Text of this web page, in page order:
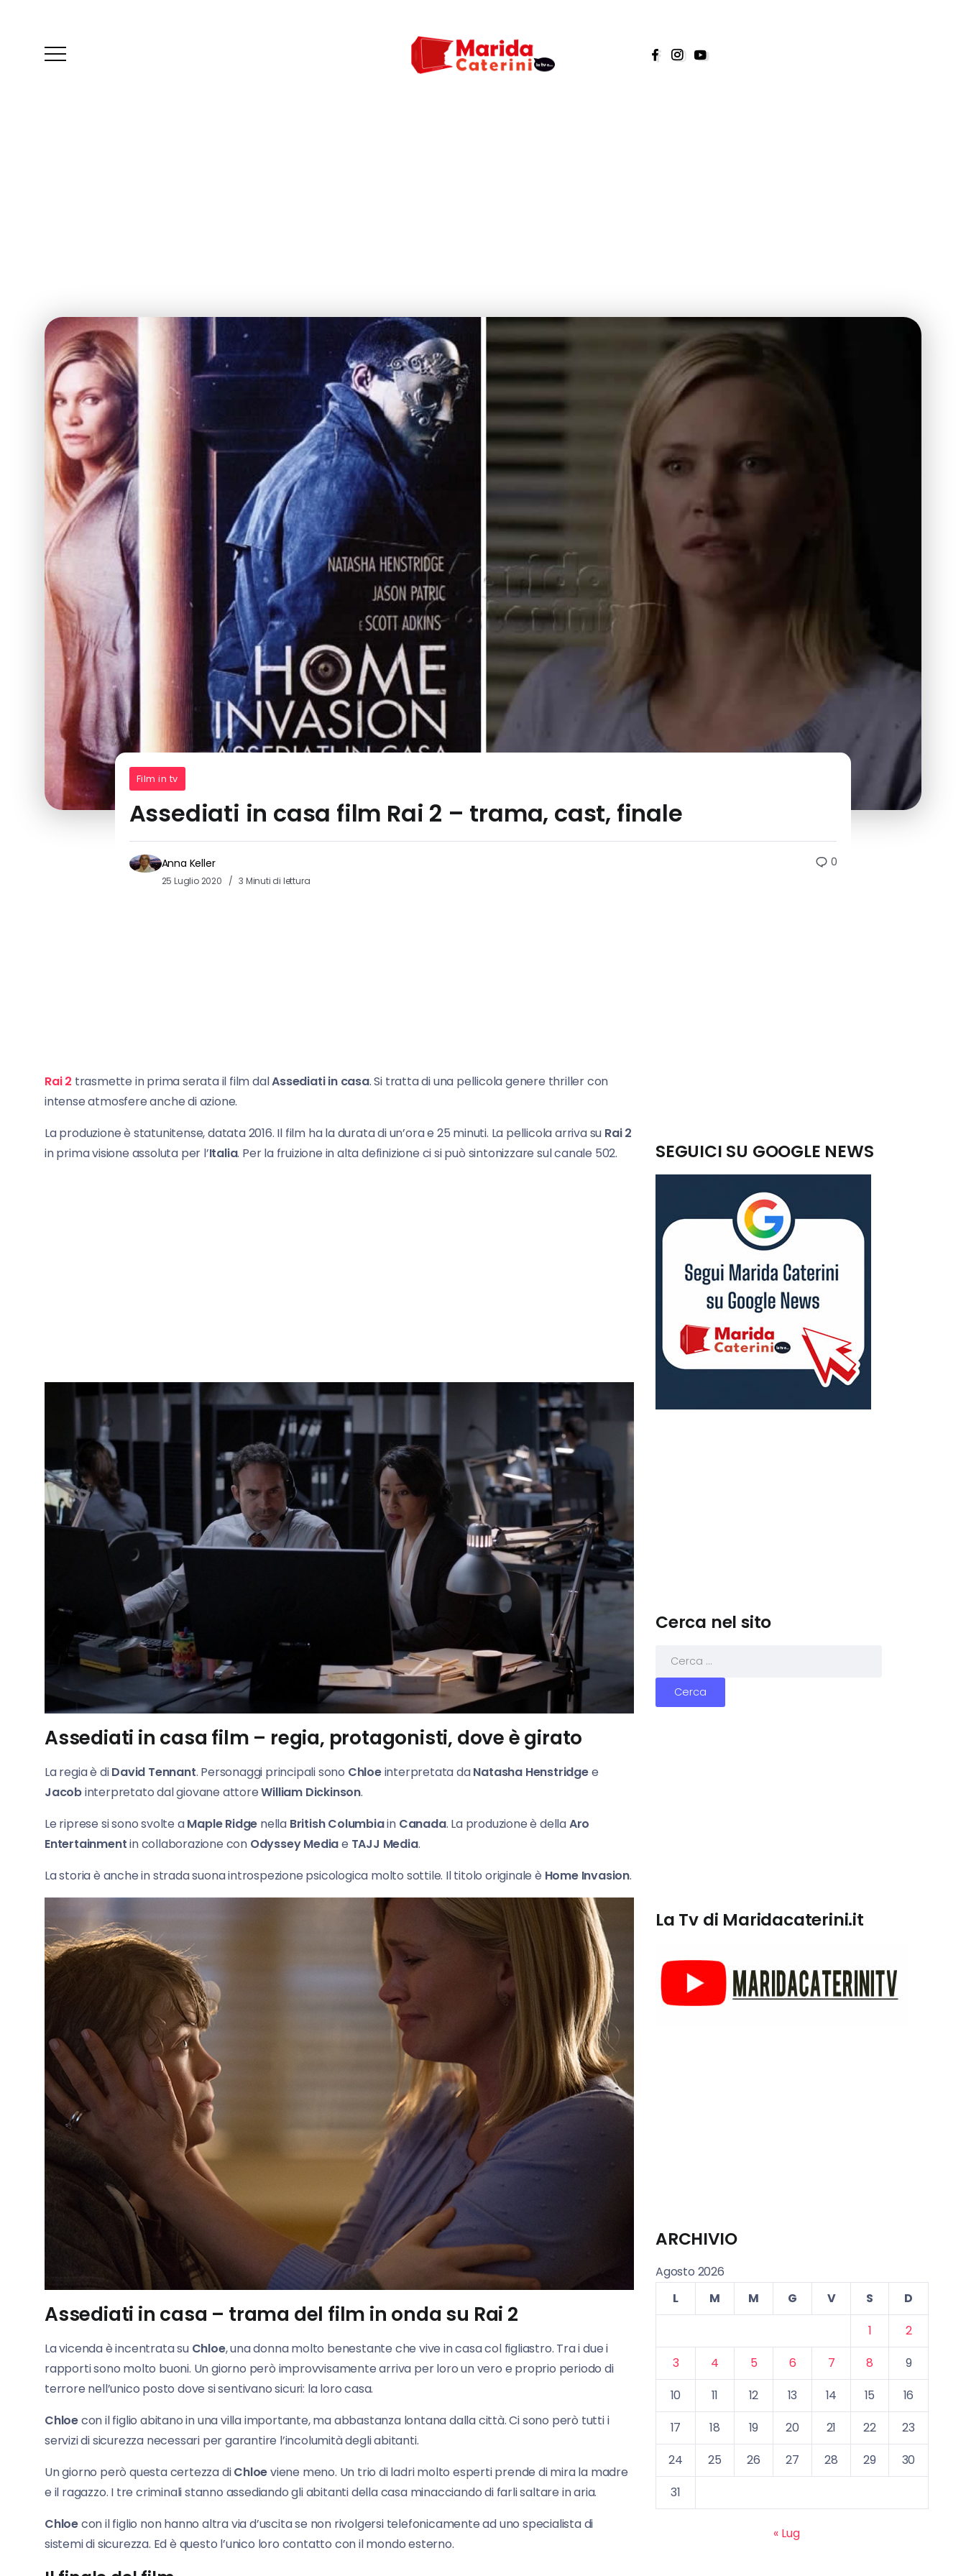
Film in tv
Assediati in casa film Rai 2 – trama, cast, finale
Anna Keller
25 Luglio 2020 3 Minuti di lettura
0
Rai 2 trasmette in prima serata il film dalAssediati in casa. Si tratta di una pellicola genere thriller con
intense atmosfere anche di azione.
La produzione è statunitense, datata 2016. Il film ha la durata di un’ora e 25 minuti. La pellicola arriva su Rai 2
in prima visione assoluta per l’Italia. Per la fruizione in alta definizione ci si può sintonizzare sul canale 502.
Assediati in casa film – regia, protagonisti, dove è girato
La regia è diDavid Tennant. Personaggi principali sono Chloeinterpretata daNatasha Henstridgee
Jacobinterpretato dal giovane attoreWilliam Dickinson.
Le riprese si sono svolte aMaple Ridge nella British Columbiain Canada. La produzione è dellaAro
Entertainmentin collaborazione con Odyssey Mediae TAJJ Media.
La storia è anche in strada suona introspezione psicologica molto sottile. Il titolo originale è Home Invasion.
Assediati in casa – trama del film in onda su Rai 2
La vicenda è incentrata su Chloe, una donna molto benestante che vive in casa col figliastro. Tra i due i
rapporti sono molto buoni. Un giorno però improvvisamente arriva per loro un vero e proprio periodo di
terrore nell’unico posto dove si sentivano sicuri: la loro casa.
Chloecon il figlio abitano in una villa importante, ma abbastanza lontana dalla città. Ci sono però tutti i
servizi di sicurezza necessari per garantire l’incolumità degli abitanti.
Un giorno però questa certezza diChloeviene meno. Un trio di ladri molto esperti prende di mira la madre
e il ragazzo. I tre criminali stanno assediando gli abitanti della casa minacciando di farli saltare in aria.
Chloecon il figlio non hanno altra via d’uscita se non rivolgersi telefonicamente ad uno specialista di
sistemi di sicurezza. Ed è questo l’unico loro contatto con il mondo esterno.
SEGUICI SU GOOGLE NEWS
Cerca nel sito
La Tv di Maridacaterini.it
ARCHIVIO
Agosto 2026
L
M M G V S
D
1
2
3
4 5 6 7 8
9
10
11 12 13 14 15
16
17
18 19 20 21 22
23
24
25 26 27 28 29
30
31
« Lug